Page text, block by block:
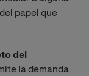
papel que
del
la demanda